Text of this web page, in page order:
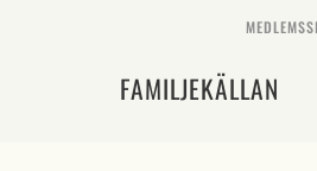
FAMILJEKÄLLAN